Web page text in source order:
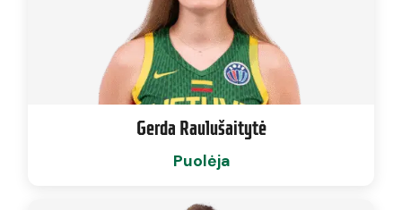
Gerda Raulušaitytė
Puolėja